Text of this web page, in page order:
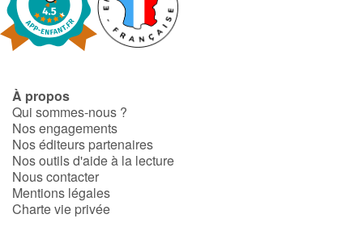
Coups de coeur
À propos
Qui sommes-nous ?
Nos engagements
Nos éditeurs partenaires
Nos outils d'aide à la lecture
Nous contacter
Mentions légales
Charte vie privée